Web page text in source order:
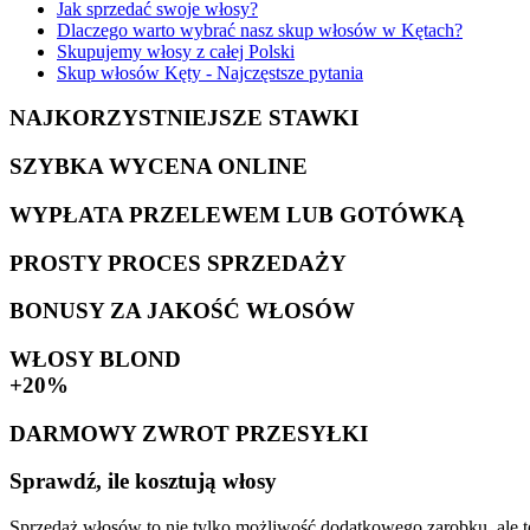
Jak sprzedać swoje włosy?
Dlaczego warto wybrać nasz skup włosów w Kętach?
Skupujemy włosy z całej Polski
Skup włosów Kęty - Najczęstsze pytania
NAJKORZYSTNIEJSZE STAWKI
SZYBKA WYCENA ONLINE
WYPŁATA PRZELEWEM LUB GOTÓWKĄ
PROSTY PROCES SPRZEDAŻY
BONUSY ZA JAKOŚĆ WŁOSÓW
WŁOSY BLOND
+20%
DARMOWY ZWROT PRZESYŁKI
Sprawdź, ile kosztują włosy